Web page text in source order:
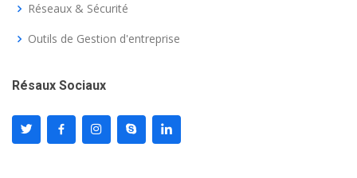
Réseaux & Sécurité
Outils de Gestion d'entreprise
Résaux Sociaux